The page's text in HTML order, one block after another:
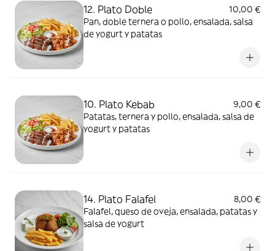
12. Plato Doble
10,00 €
Pan, doble ternera o pollo, ensalada, salsa
de yogurt y patatas
10. Plato Kebab
9,00 €
Patatas, ternera y pollo, ensalada, salsa de
yogurt y patatas
14. Plato Falafel
8,00 €
Falafel, queso de oveja, ensalada, patatas y
salsa de yogurt